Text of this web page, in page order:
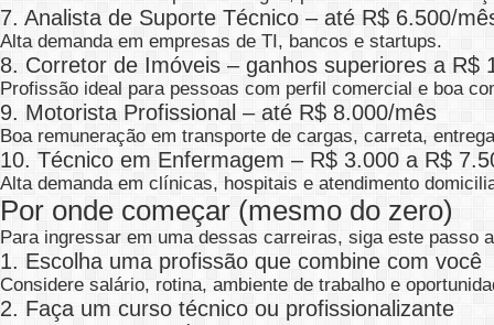
7. Analista de Suporte Técnico – até R$ 6.500/
Alta demanda em empresas de TI, bancos e startups.
8. Corretor de Imóveis – ganhos superiores a R$
Profissão ideal para pessoas com perfil comercial e boa
9. Motorista Profissional – até R$ 8.000/mês
Boa remuneração em transporte de cargas, carreta,
10. Técnico em Enfermagem – R$ 3.000 a R$
Alta demanda em clínicas, hospitais e atendimento
Por onde começar (mesmo do zero)
Para ingressar em uma dessas carreiras, siga este passo
1. Escolha uma profissão que combine com você
Considere salário, rotina, ambiente de trabalho e
2. Faça um curso técnico ou profissionalizante